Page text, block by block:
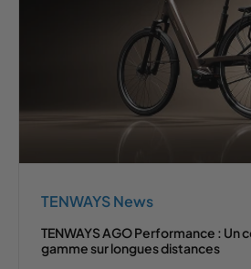
TENWAYS News
TENWAYS AGO Performance : Un
gamme sur longues distances